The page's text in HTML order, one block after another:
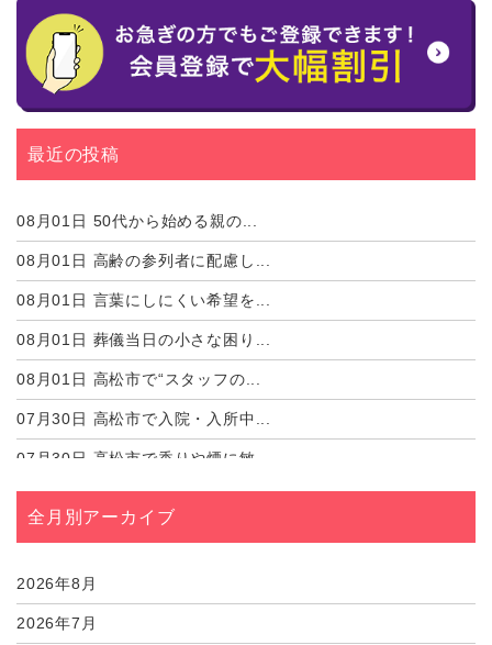
最近の投稿
08月01日 50代から始める親の...
08月01日 高齢の参列者に配慮し...
08月01日 言葉にしにくい希望を...
08月01日 葬儀当日の小さな困り...
08月01日 高松市で“スタッフの...
07月30日 高松市で入院・入所中...
07月30日 高松市で香りや煙に敏...
07月30日高松市で喪服をレンタ...
全月別アーカイブ
2026年8月
2026年7月